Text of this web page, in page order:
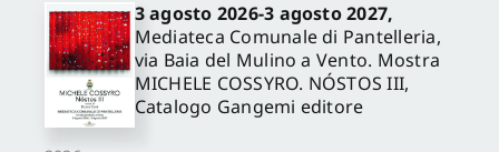
3 agosto 2026-3 agosto 2027,
Mediateca Comunale di Pantelleria,
via Baia del Mulino a Vento. Mostra
MICHELE COSSYRO. NÓSTOS III,
Catalogo Gangemi editore